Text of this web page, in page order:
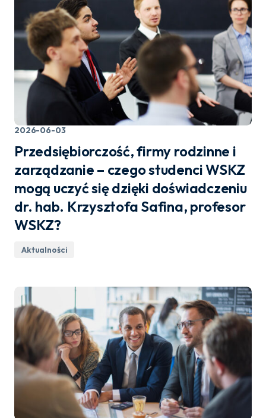
2026-06-03
Przedsiębiorczość, firmy rodzinne i
zarządzanie – czego studenci WSKZ
mogą uczyć się dzięki doświadczeniu
dr. hab. Krzysztofa Safina, profesor
WSKZ?
Aktualności